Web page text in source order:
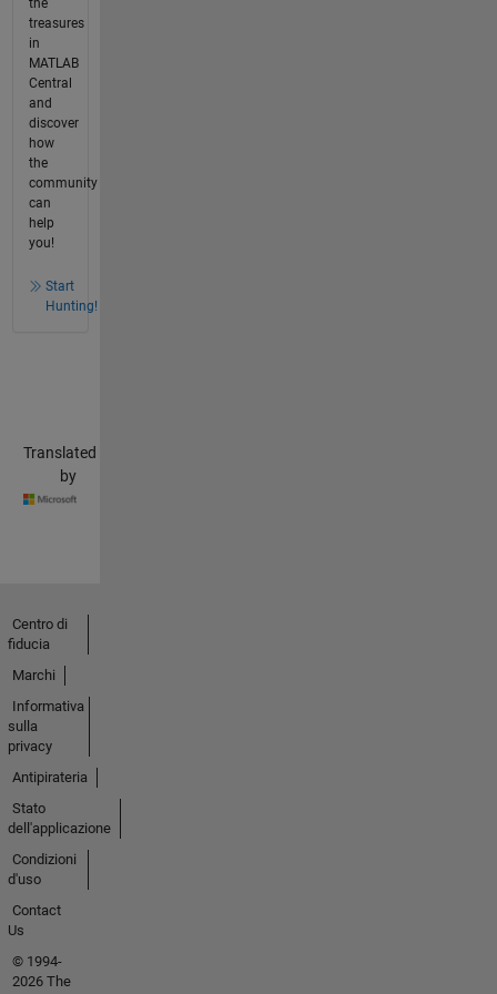
the
treasures
in
MATLAB
Central
and
discover
how
the
community
can
help
you!
Start
Hunting!
Translated
by
Centro di
fiducia
Marchi
Informativa
sulla
privacy
Antipirateria
Stato
dell'applicazione
Condizioni
d'uso
Contact
Us
© 1994-
2026 The